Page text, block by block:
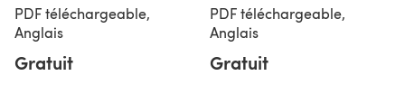
PDF téléchargeable,
Anglais
Gratuit
PDF téléchargeable,
Anglais
Gratuit